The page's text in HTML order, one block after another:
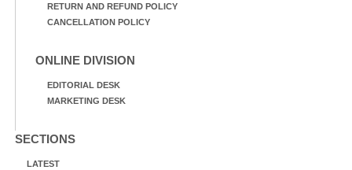
RETURN AND REFUND POLICY
CANCELLATION POLICY
ONLINE DIVISION
EDITORIAL DESK
MARKETING DESK
SECTIONS
LATEST